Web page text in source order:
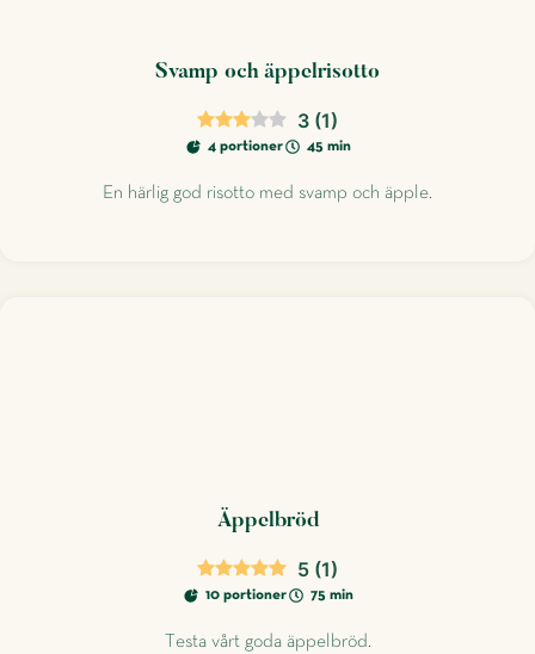
Svamp och äppelrisotto
3 (1)
4 portioner 45 min
En härlig god risotto med svamp och äpple.
Äppelbröd
5 (1)
10 portioner 75 min
Testa vårt goda äppelbröd.